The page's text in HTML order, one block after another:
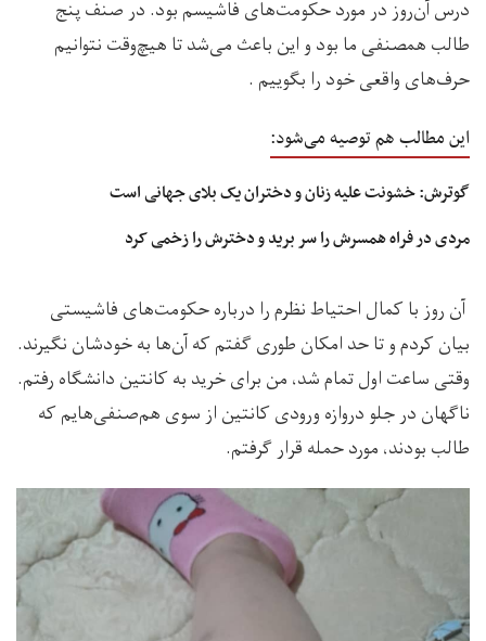
درس آن‌روز در مورد حکومت‌های فاشیسم بود. در صنف پنج
طالب همصنفی ما بود و این باعث می‌شد تا هیچ‌وقت نتوانیم
حرف‌های واقعی خود را بگوییم .
این مطالب هم توصیه می‌شود:
گوترش: خشونت علیه زنان و دختران یک بلای جهانی است
مردی در فراه همسرش را سر برید و دخترش را زخمی کرد
آن روز با کمال احتیاط نظرم را درباره حکومت‌های فاشیستی
بیان کردم و تا حد امکان طوری گفتم که آن‌ها به خودشان نگیرند.
وقتی ساعت اول تمام شد، من برای خرید به کانتین دانشگاه رفتم.
ناگهان در جلو دروازه ورودی کانتین از سوی هم‌صنفی‌هایم که
طالب بودند، مورد حمله قرار گرفتم.